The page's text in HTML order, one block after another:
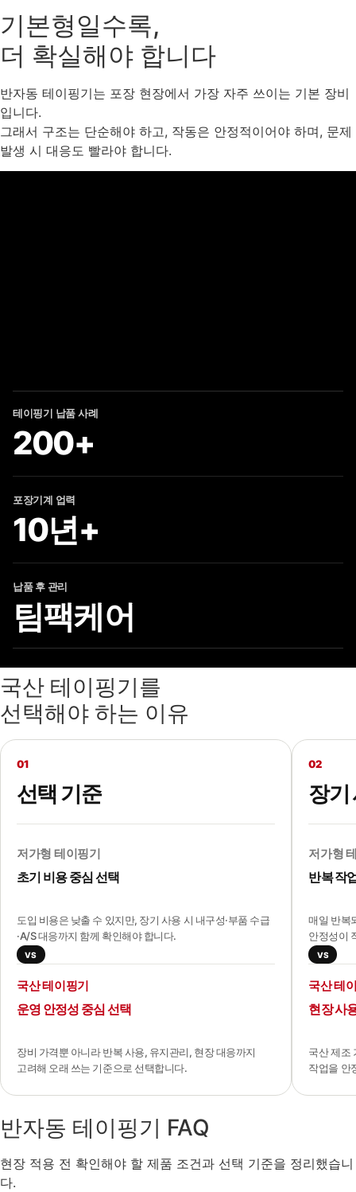
기본형일수록,
더 확실해야 합니다
반자동 테이핑기는 포장 현장에서 가장 자주 쓰이는 기본 장비
입니다.
그래서 구조는 단순해야 하고, 작동은 안정적이어야 하며, 문제
발생 시 대응도 빨라야 합니다.
테이핑기 납품 사례
200+
포장기계 업력
10년+
납품 후 관리
팀팩케어
국산 테이핑기를
선택해야 하는 이유
01
선택 기준
저가형 테이핑기
초기 비용 중심 선택
도입 비용은 낮출 수 있지만, 장기 사용 시 내구성·부품 수급
·A/S 대응까지 함께 확인해야 합니다.
VS
국산 테이핑기
운영 안정성 중심 선택
장비 가격뿐 아니라 반복 사용, 유지관리, 현장 대응까지
고려해 오래 쓰는 기준으로 선택합니다.
02
장기
저가형
반복 작
매일 반복
안정성이
VS
국산 테
현장 사
국산 제조
작업을 안
반자동 테이핑기 FAQ
현장 적용 전 확인해야 할 제품 조건과 선택 기준을 정리했습니
다.